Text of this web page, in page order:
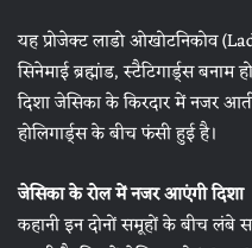
यह प्रोजेक्ट लाडो ओखोटनिकोव
सिनेमाई ब्रह्मांड, स्टैटिगार्ड्स बनाम
दिशा जेसिका के किरदार में नजर
होलिगार्ड्स के बीच फंसी हुई है।
जेसिका के रोल में नजर आएंगी दिशा
कहानी इन दोनों समूहों के बीच लंबे